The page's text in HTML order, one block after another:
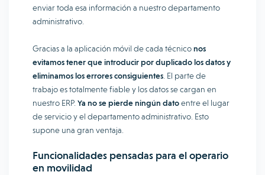
enviar toda esa información a nuestro departamento
administrativo.
Gracias a la aplicación móvil de cada técniconos
evitamos tener que introducir por duplicado los datos y
eliminamos los errores consiguientes . El parte de
trabajo es totalmente fiable y los datos se cargan en
nuestro ERP. Ya no se pierde ningún datoentre el lugar
de servicio y el departamento administrativo. Esto
supone una gran ventaja.
Funcionalidades pensadas para el operario
en movilidad